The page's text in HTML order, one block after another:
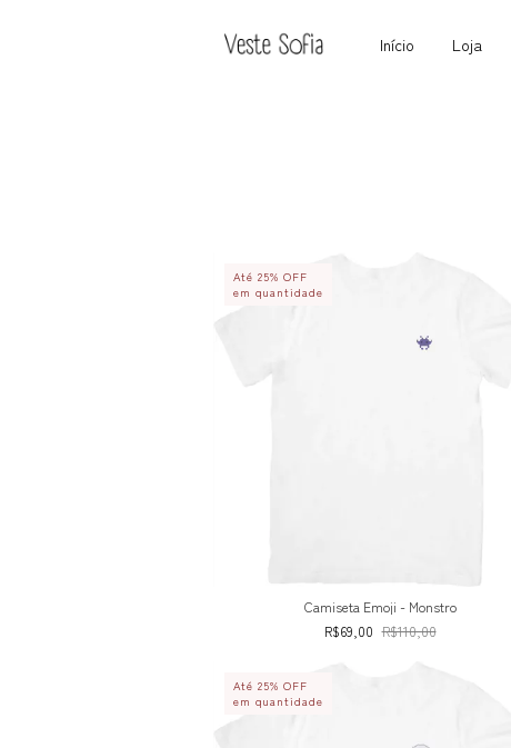
Início Loja
Até 25% OFF
em quantidade
Camiseta Emoji - Monstro
R$69,00 R$110,00
Até 25% OFF
em quantidade